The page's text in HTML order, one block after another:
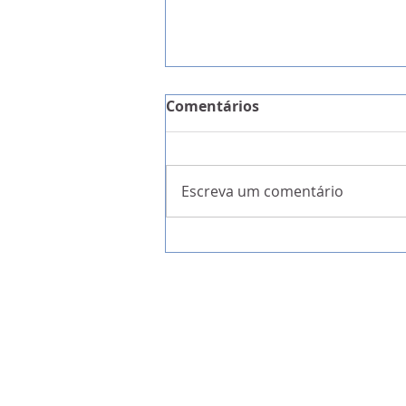
Comentários
Escreva um comentário